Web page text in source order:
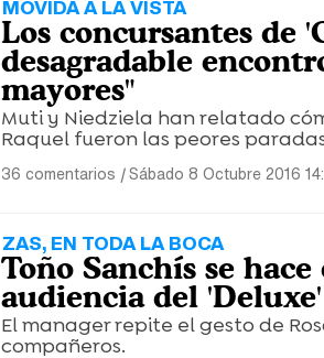
MOVIDA A LA VISTA
Los concursantes de
desagradable
mayores"
Muti y Niedziela han relatado
Raquel fueron las peores
36 comentarios |Sábado 8 Octubre 2016
ZAS, EN TODA LA BOCA
Toño Sanchís se
audiencia del
El manager repite el gesto de
compañeros.